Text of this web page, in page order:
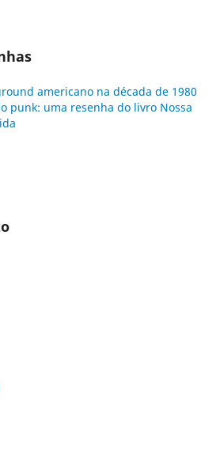
americano na década de 1980
punk: uma resenha do livro Nossa